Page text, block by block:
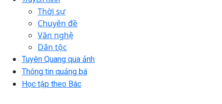
Thời sự
Chuyên đề
Văn nghệ
Dân tộc
Tuyên Quang qua ảnh
Thông tin quảng bá
Học tập theo Bác